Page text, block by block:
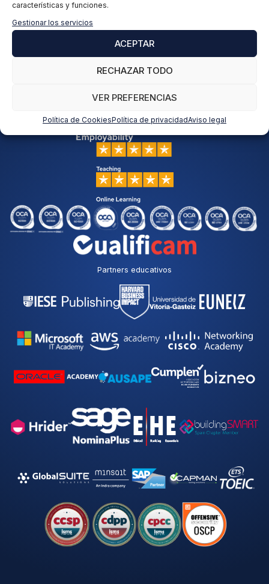
características y funciones.
Gestionar los servicios
ACEPTAR
RECHAZAR TODO
VER PREFERENCIAS
Política de CookiesPolítica de privacidadAviso legal
Partners educativos